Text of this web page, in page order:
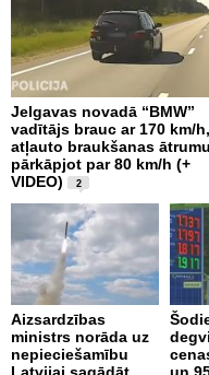
Jelgavas novadā “BMW”
vadītājs brauc ar 170 km/h,
atļauto braukšanas ātrumu
pārkāpjot par 80 km/h (+
VIDEO)
2
Aizsardzības
ministrs norāda uz
nepieciešamību
Latvijai sagādāt
un